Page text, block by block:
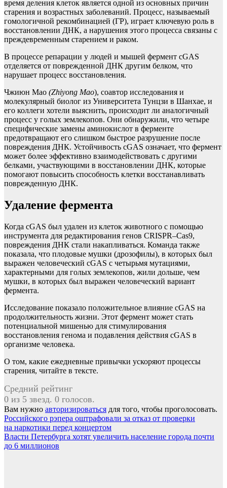
время деления клеток является одной из основных причин
старения и возрастных заболеваний. Процесс, называемый
гомологичной рекомбинацией (ГР), играет ключевую роль в
восстановлении ДНК, а нарушения этого процесса связаны с
преждевременным старением и раком.
В процессе репарации у людей и мышей фермент cGAS
отделяется от поврежденной ДНК другим белком, что
нарушает процесс восстановления.
Чжиюн Мао (Zhiyong Mao), соавтор исследования и
молекулярный биолог из Университета Тунцзи в Шанхае, и
его коллеги хотели выяснить, происходит ли аналогичный
процесс у голых землекопов. Они обнаружили, что четыре
специфические замены аминокислот в ферменте
предотвращают его слишком быстрое разрушение после
повреждения ДНК. Устойчивость cGAS означает, что фермент
может более эффективно взаимодействовать с другими
белками, участвующими в восстановлении ДНК, которые
помогают повысить способность клетки восстанавливать
поврежденную ДНК.
Удаление фермента
Когда cGAS был удален из клеток животного с помощью
инструмента для редактирования генов CRISPR–Cas9,
повреждения ДНК стали накапливаться. Команда также
показала, что плодовые мушки (дрозофилы), в которых был
выражен человеческий cGAS с четырьмя мутациями,
характерными для голых землекопов, жили дольше, чем
мушки, в которых был выражен человеческий вариант
фермента.
Исследование показало положительное влияние cGAS на
продолжительность жизни. Этот фермент может стать
потенциальной мишенью для стимулирования
восстановления генома и подавления действия cGAS в
организме человека.
О том, какие ежедневные привычки ускоряют процессы
старения, читайте в тексте.
Средний рейтинг
0 из 5 звезд. 0 голосов.
Вам нужно авторизироваться для того, чтобы проголосовать.
Навигация
по
записям
Российского рэпера оштрафовали за отказ от проверки
на наркотики перед концертом
Власти Петербурга хотят увеличить население города почти
до 6 миллионов